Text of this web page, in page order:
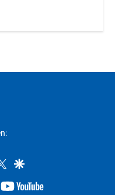
twittergoogle
youtube-